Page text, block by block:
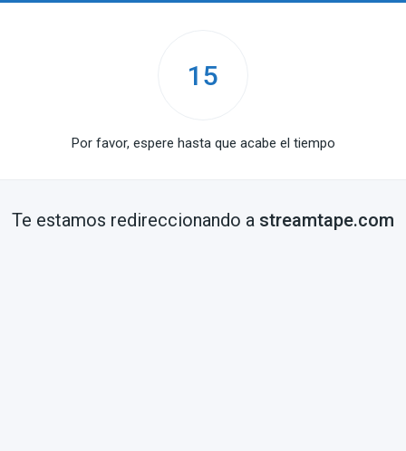
15
Por favor, espere hasta que acabe el tiempo
Te estamos redireccionando a streamtape.com